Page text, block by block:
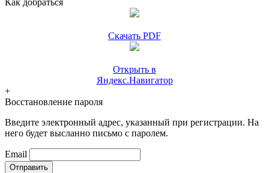
Как добраться
Скачать PDF
Открыть в
Яндекс.Навигатор
+
Восстановление пароля
Введите электронный адрес, указанный при регистрации. На
него будет высланно письмо с паролем.
Email